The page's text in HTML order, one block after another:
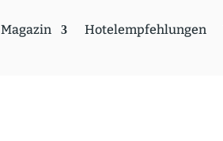
Magazin Hotel­emp­feh­lungen